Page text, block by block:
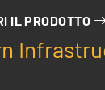
IL PRODOTTO